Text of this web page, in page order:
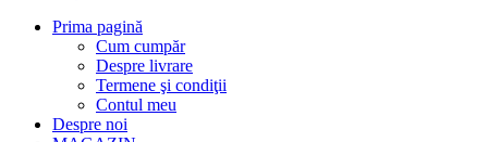
Prima pagină
Cum cumpăr
Despre livrare
Termene şi condiţii
Contul meu
Despre noi